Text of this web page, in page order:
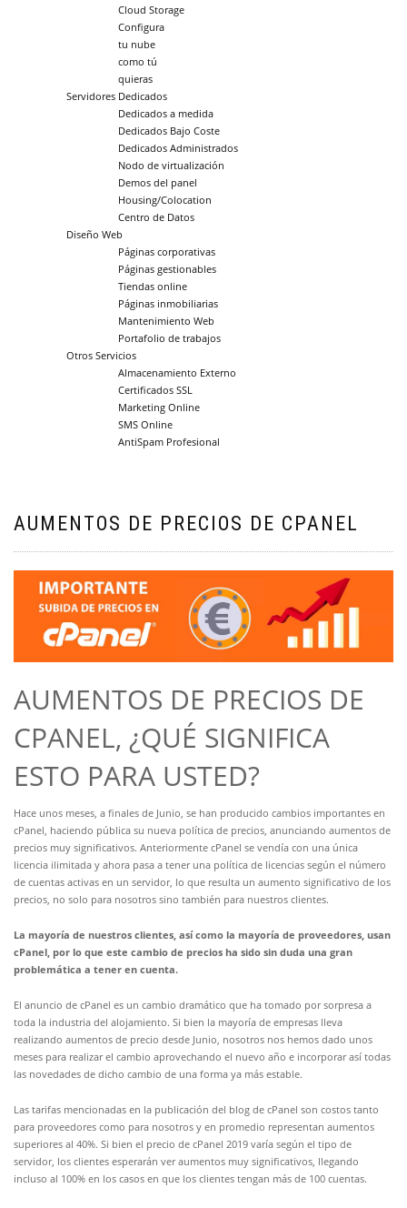
Cloud Storage
Configura
tu nube
como tú
quieras
Servidores Dedicados
Dedicados a medida
Dedicados Bajo Coste
Dedicados Administrados
Nodo de virtualización
Demos del panel
Housing/Colocation
Centro de Datos
Diseño Web
Páginas corporativas
Páginas gestionables
Tiendas online
Páginas inmobiliarias
Mantenimiento Web
Portafolio de trabajos
Otros Servicios
Almacenamiento Externo
Certificados SSL
Marketing Online
SMS Online
AntiSpam Profesional
AUMENTOS DE PRECIOS DE CPANEL
AUMENTOS DE PRECIOS DE
CPANEL, ¿QUÉ SIGNIFICA
ESTO PARA USTED?
Hace unos meses, a finales de Junio, se han producido cambios importantes en
cPanel, haciendo pública su nueva política de precios, anunciando aumentos de
precios muy significativos. Anteriormente cPanel se vendía con una única
licencia ilimitada y ahora pasa a tener una política de licencias según el número
de cuentas activas en un servidor, lo que resulta un aumento significativo de los
precios, no solo para nosotros sino también para nuestros clientes.
La mayoría de nuestros clientes, así como la mayoría de proveedores, usan
cPanel, por lo que este cambio de precios ha sido sin duda una gran
problemática a tener en cuenta.
El anuncio de cPanel es un cambio dramático que ha tomado por sorpresa a
toda la industria del alojamiento. Si bien la mayoría de empresas lleva
realizando aumentos de precio desde Junio, nosotros nos hemos dado unos
meses para realizar el cambio aprovechando el nuevo año e incorporar así todas
las novedades de dicho cambio de una forma ya más estable.
Las tarifas mencionadas en la publicación del blog de cPanel son costos tanto
para proveedores como para nosotros y en promedio representan aumentos
superiores al 40%. Si bien el precio de cPanel 2019 varía según el tipo de
servidor, los clientes esperarán ver aumentos muy significativos, llegando
incluso al 100% en los casos en que los clientes tengan más de 100 cuentas.